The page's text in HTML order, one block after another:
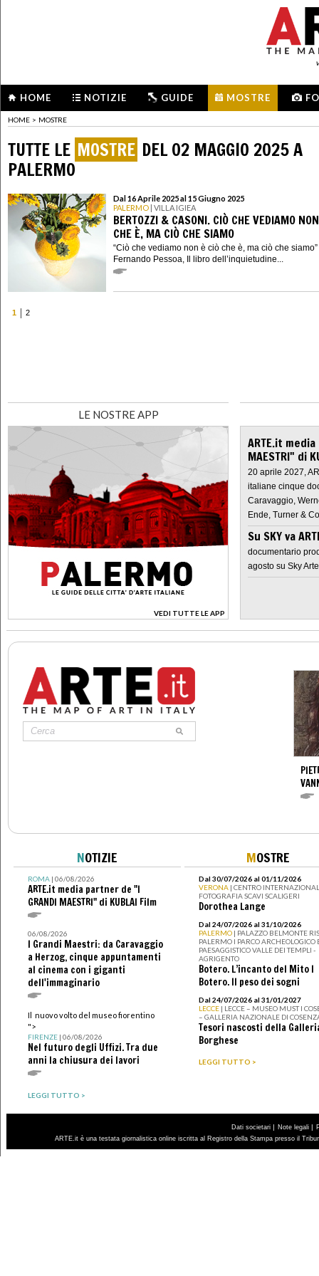
HOME NOTIZIE GUIDE MOSTRE
HOME > MOSTRE
TUTTE LE MOSTRE DEL 02 MAGGIO 2025 A
PALERMO
Dal 16 Aprile 2025 al 15 Giugno 2025
PALERMO | VILLA IGIEA
BERTOZZI & CASONI. CIÒ CHE VEDIAMO
CHE È, MA CIÒ CHE SIAMO
“Ciò che vediamo non è ciò che è, ma ciò che siamo”
Fernando Pessoa, Il libro dell’inquietudine...
1 2
LE NOSTRE APP
VEDI TUTTE LE APP
>
ARTE.it
MAESTRI" di
20 aprile 2027,
italiane cinque
Caravaggio,
Ende, Turner &
Su SKY va
documentario
agosto su Sky Arte
NOTIZIE
ROMA| 06/08/2026
ARTE.it media partner de "I
GRANDI MAESTRI" di KUBLAI Film
06/08/2026
I Grandi Maestri: da Caravaggio
a Herzog, cinque appuntamenti
al cinema con i giganti
dell'immaginario
Il nuovo volto del museo fiorentino
">
FIRENZE| 06/08/2026
Nel futuro degli Uffizi. Tra due
anni la chiusura dei lavori
LEGGI TUTTO >
MOSTRE
Dal 30/07/2026 al 01/11/2026
VERONA | CENTRO
FOTOGRAFIA SCAVI SCALIGERI
Dorothea Lange
Dal 24/07/2026 al 31/10/2026
PALERMO | PALAZZO BELMONTE
PALERMO I PARCO ARCHEOLOGICO
PAESAGGISTICO VALLE DEI TEMPLI -
AGRIGENTO
Botero. L’incanto del Mito I
Botero. Il peso dei sogni
Dal 24/07/2026 al 31/01/2027
LECCE | LECCE – MUSEO MUST I
– GALLERIA NAZIONALE DI
Tesori nascosti della
Borghese
LEGGI TUTTO >
Dati societari | Note legali |
ARTE.it è una testata giornalistica online iscritta al Registro della Stampa presso il